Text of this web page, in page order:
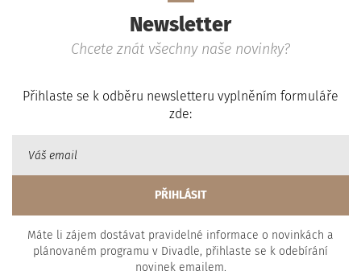
Newsletter
Chcete znát všechny naše novinky?
Přihlaste se k odběru newsletteru vyplněním formuláře
zde:
Máte li zájem dostávat pravidelné informace o novinkách a
plánovaném programu v Divadle, přihlaste se k odebírání
novinek emailem.